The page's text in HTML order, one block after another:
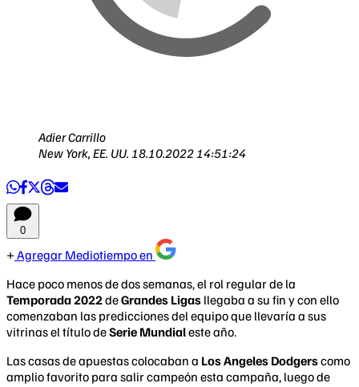
Adier Carrillo
New York, EE. UU. 18.10.2022 14:51:24
0
Agregar Mediotiempo en
Hace poco menos de dos semanas, el rol regular de la
Temporada 2022deGrandes Ligas llegaba a su fin y con ello
comenzaban las predicciones del equipo que llevaría a sus
vitrinas el título deSerie Mundialeste año.
Las casas de apuestas colocaban a Los Angeles Dodgerscomo
amplio favorito para salir campeón esta campaña, luego de